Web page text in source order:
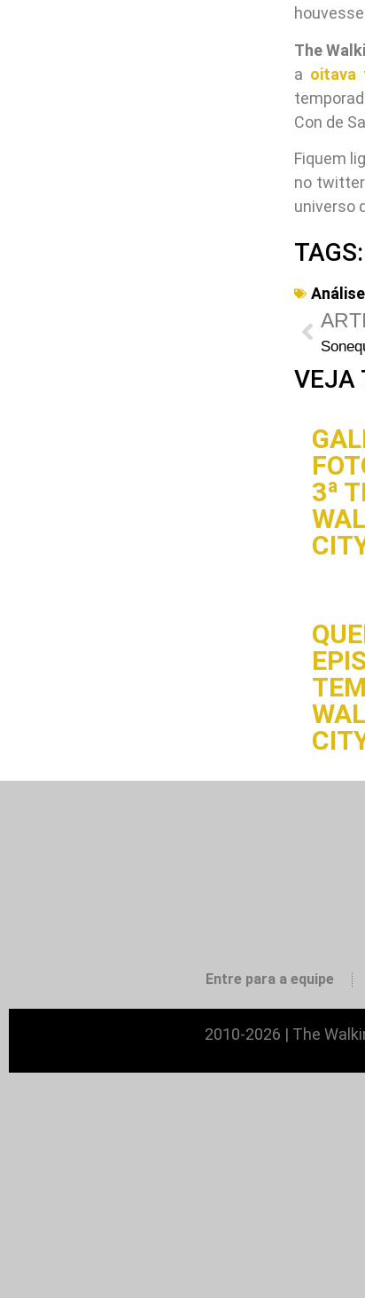
The
a oitava
Con de
Fiquem
no
universo
TAGS:
VEJA
3ª
Entre para a equipe
2010-2026 | The